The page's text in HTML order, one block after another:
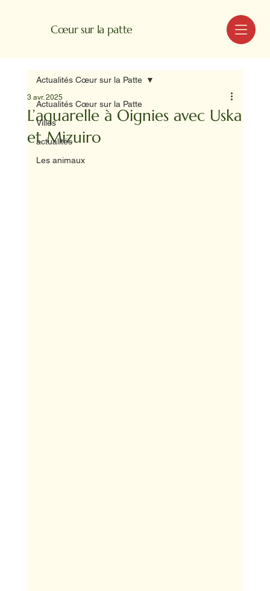
Cœur sur la patte MENU
Actualités Cœur sur la Patte
Villes
actualités
Les animaux
Actualités Cœur sur la Patte
L’aquarelle à Oignies avec Uska
et Mizuiro
3 avr. 2025